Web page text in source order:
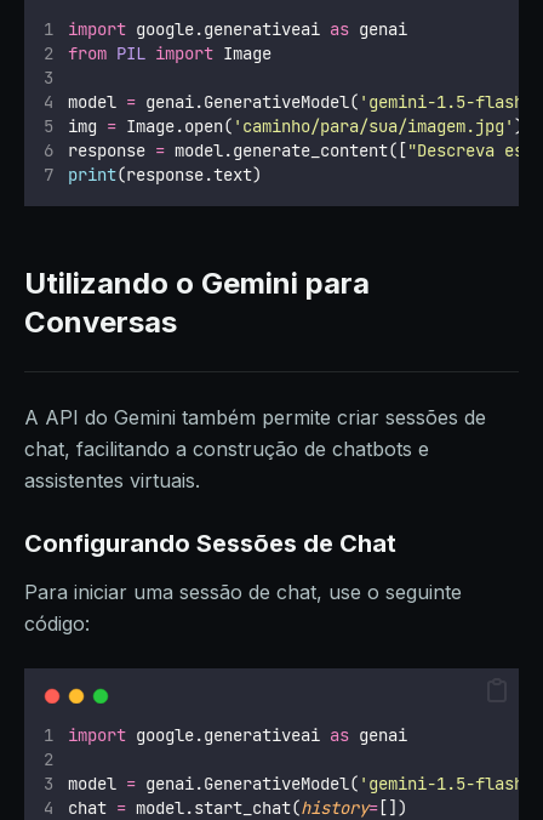
import google.generativeai as genai
from PIL import Image
model = genai.GenerativeModel( ' gemini-1.5-flash
img = Image.open( ' caminho/para/sua/imagem.jpg ' )
response = model.generate_content(["Descreva
print(response.text)
Utilizando o Gemini para
Conversas
A API do Gemini também permite criar sessões de
chat, facilitando a construção de chatbots e
assistentes virtuais.
Configurando Sessões de Chat
Para iniciar uma sessão de chat, use o seguinte
código:
import google.generativeai as genai
model = genai.GenerativeModel( ' gemini-1.5-flash
chat = model.start_chat(history= [])